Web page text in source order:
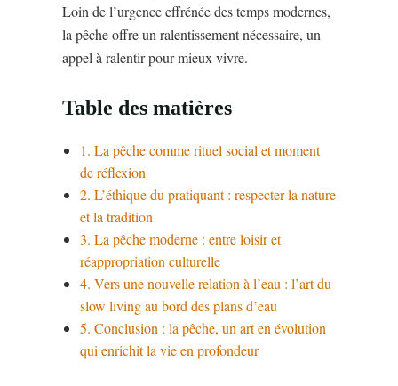
Loin de l’urgence effrénée des temps modernes,
la pêche offre un ralentissement nécessaire, un
appel à ralentir pour mieux vivre.
Table des matières
1. La pêche comme rituel social et moment
de réflexion
2. L’éthique du pratiquant : respecter la nature
et la tradition
3. La pêche moderne : entre loisir et
réappropriation culturelle
4. Vers une nouvelle relation à l’eau : l’art du
slow living au bord des plans d’eau
5. Conclusion : la pêche, un art en évolution
qui enrichit la vie en profondeur